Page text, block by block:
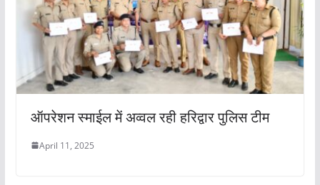
ऑपरेशन स्माईल में अव्वल रही हरिद्वार पुलिस टीम
April 11, 2025